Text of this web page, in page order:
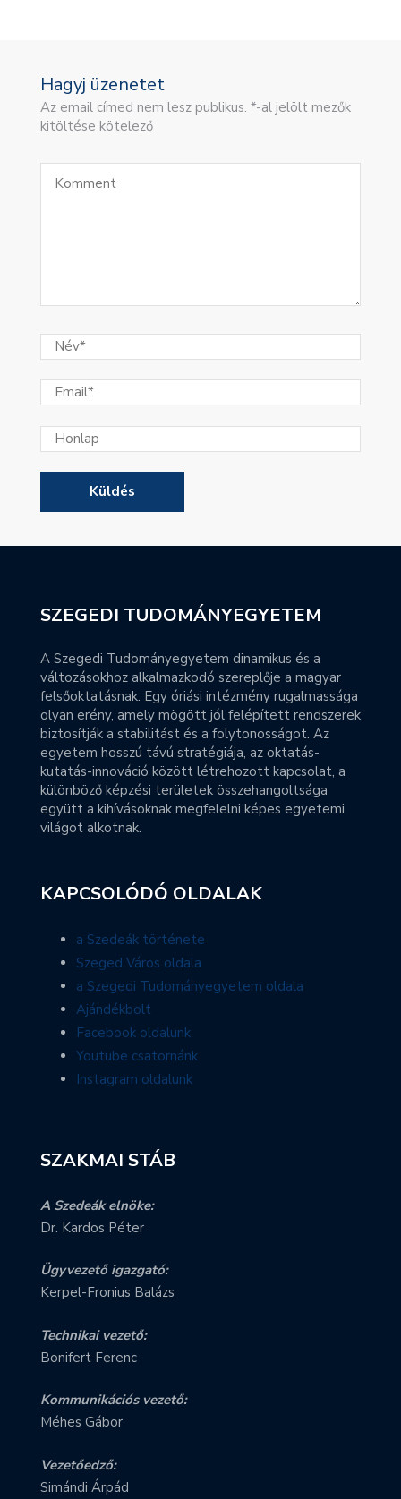
Hagyj üzenetet
Az email címed nem lesz publikus. *-al jelölt mezők
kitöltése kötelező
SZEGEDI TUDOMÁNYEGYETEM
A Szegedi Tudományegyetem dinamikus és a
változásokhoz alkalmazkodó szereplője a magyar
felsőoktatásnak. Egy óriási intézmény rugalmassága
olyan erény, amely mögött jól felépített rendszerek
biztosítják a stabilitást és a folytonosságot. Az
egyetem hosszú távú stratégiája, az oktatás-
kutatás-innováció között létrehozott kapcsolat, a
különböző képzési területek összehangoltsága
együtt a kihívásoknak megfelelni képes egyetemi
világot alkotnak.
KAPCSOLÓDÓ OLDALAK
a Szedeák története
Szeged Város oldala
a Szegedi Tudományegyetem oldala
Ajándékbolt
Facebook oldalunk
Youtube csatornánk
Instagram oldalunk
SZAKMAI STÁB
A Szedeák elnöke:
Dr. Kardos Péter
Ügyvezető igazgató:
Kerpel-Fronius Balázs
Technikai vezető:
Bonifert Ferenc
Kommunikációs vezető:
Méhes Gábor
Vezetőedző:
Simándi Árpád